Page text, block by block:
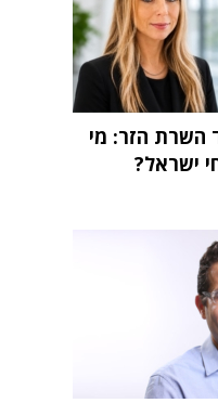
השרת הזר: מי
ישראל?